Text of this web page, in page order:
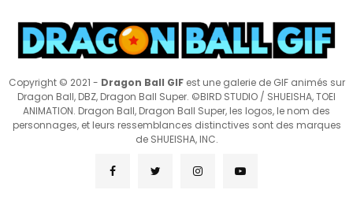
Copyright © 2021 - Dragon Ball GIFest une galerie de GIF animés sur
Dragon Ball, DBZ, Dragon Ball Super. ©BIRD STUDIO / SHUEISHA, TOEI
ANIMATION. Dragon Ball, Dragon Ball Super, les logos, le nom des
personnages, et leurs ressemblances distinctives sont des marques
de SHUEISHA, INC.